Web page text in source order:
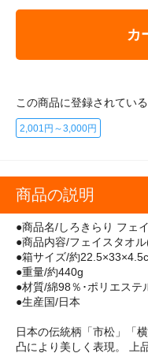
カ
この商品に登録されてい
2,001円～3,000円
商品の説明
●商品名/しろきらり フェ
●商品内容/フェイスタオ
●箱サイズ/約
●重量/約440g
●材質/綿98％･ポリエステ
●生産国/日本
日本の伝統柄「市松」「
凸により美しく表現。 上